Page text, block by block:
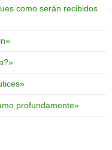
como serán recibidos
profundamente»